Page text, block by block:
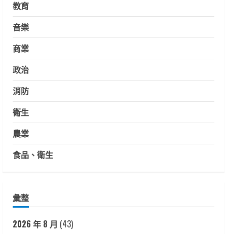
教育
音樂
商業
政治
消防
衛生
農業
食品、衛生
彙整
2026 年 8 月 (43)